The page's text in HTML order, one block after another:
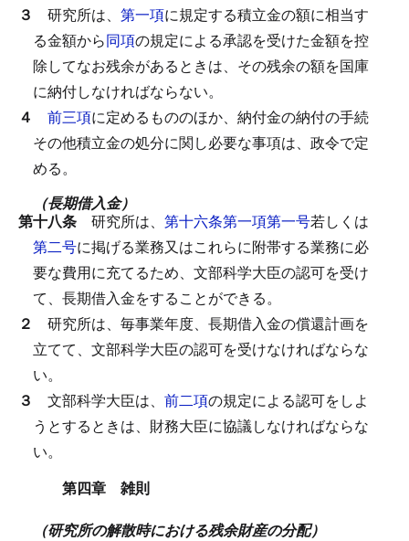
３ 研究所は、 第一項に規定する積立金の額に相当す
る金額から同項の規定による承認を受けた金額を控
除してなお残余があるときは、その残余の額を国庫
に納付しなければならない。
４ 前三項に定めるもののほか、納付金の納付の手続
その他積立金の処分に関し必要な事項は、政令で定
める。
（長期借入金）
第十八条 研究所は、 第十六条第一項第一号若しくは
第二号に掲げる業務又はこれらに附帯する業務に必
要な費用に充てるため、文部科学大臣の認可を受け
て、長期借入金をすることができる。
２ 研究所は、毎事業年度、長期借入金の償還計画を
立てて、文部科学大臣の認可を受けなければならな
い。
３ 文部科学大臣は、 前二項の規定による認可をしよ
うとするときは、財務大臣に協議しなければならな
い。
第四章 雑則
（研究所の解散時における残余財産の分配）